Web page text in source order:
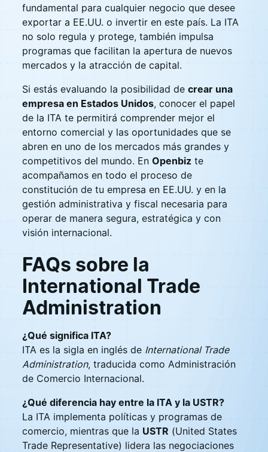
fundamental para cualquier negocio que desee
exportar a EE.UU. o invertir en este país. La ITA
no solo regula y protege, también impulsa
programas que facilitan la apertura de nuevos
mercados y la atracción de capital.
Si estás evaluando la posibilidad de crear una
empresa en Estados Unidos, conocer el papel
de la ITA te permitirá comprender mejor el
entorno comercial y las oportunidades que se
abren en uno de los mercados más grandes y
competitivos del mundo. En Openbizte
acompañamos en todo el proceso de
constitución de tu empresa en EE.UU. y en la
gestión administrativa y fiscal necesaria para
operar de manera segura, estratégica y con
visión internacional.
FAQs sobre la
International Trade
Administration
¿Qué significa ITA?
ITA es la sigla en inglés de International Trade
Administration, traducida como Administración
de Comercio Internacional.
¿Qué diferencia hay entre la ITA y la USTR?
La ITA implementa políticas y programas de
comercio, mientras que la USTR (United States
Trade Representative) lidera las negociaciones